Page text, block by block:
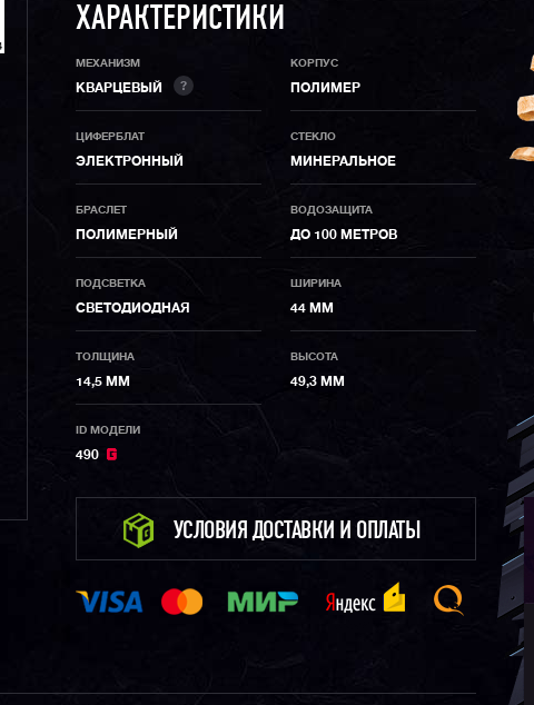
ХАРАКТЕРИСТИКИ
МЕХАНИЗМ
КВАРЦЕВЫЙ ?
КОРПУС
ПОЛИМЕР
ЦИФЕРБЛАТ
ЭЛЕКТРОННЫЙ
СТЕКЛО
МИНЕРАЛЬНОЕ
БРАСЛЕТ
ПОЛИМЕРНЫЙ
ВОДОЗАЩИТА
ДО 100 МЕТРОВ
ПОДСВЕТКА
СВЕТОДИОДНАЯ
ШИРИНА
44 ММ
ТОЛЩИНА
14,5 ММ
ВЫСОТА
49,3 ММ
ID МОДЕЛИ
490
УСЛОВИЯ ДОСТАВКИ И ОПЛАТЫ